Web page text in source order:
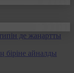
де жаңартты
біріне айналды